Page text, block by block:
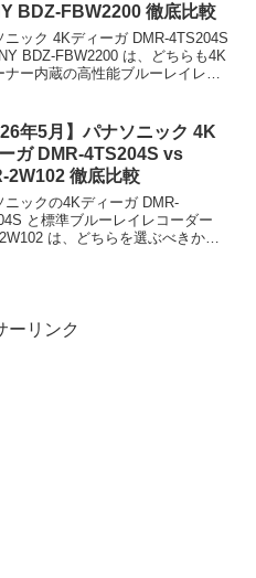
BDZ-FBW2200 徹底比較
ニック 4Kディーガ DMR-4TS204S
BDZ-FBW2200 は、どちらも4K
ナー内蔵の高性能ブルーレイレコ
用途によって最適な選...
年5月】パナソニック 4K
ガ DMR-4TS204S vs
2W102 徹底比較
ニックの4Kディーガ DMR-
と標準ブルーレイレコーダー
は、どちらを選ぶべきか。
ーリンク